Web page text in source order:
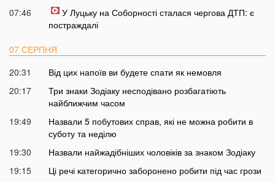
07:46
У Луцьку на Соборності сталася чергова ДТП: є
постраждалі
07 СЕРПНЯ
20:31
Від цих напоїв ви будете спати як немовля
20:17
Три знаки Зодіаку несподівано розбагатіють
найближчим часом
19:49
Назвали 5 побутових справ, які не можна робити в
суботу та неділю
19:30
Назвали найжадібніших чоловіків за знаком Зодіаку
19:15
Ці речі категорично заборонено робити під час грози